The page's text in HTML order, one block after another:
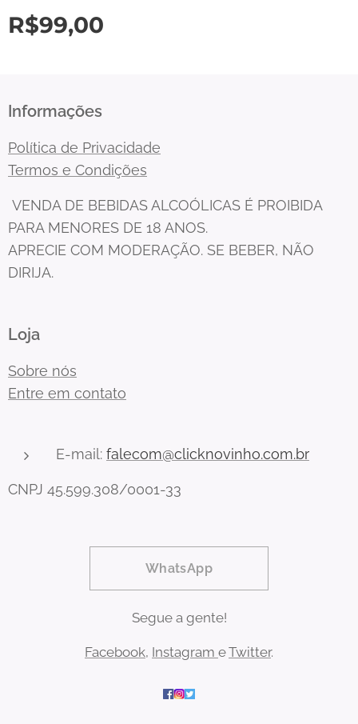
R$99,00
Informações
Política de Privacidade
Termos e Condições
VENDA DE BEBIDAS ALCOÓLICAS É PROIBIDA
PARA MENORES DE 18 ANOS.
APRECIE COM MODERAÇÃO. SE BEBER, NÃO
DIRIJA.
Loja
Sobre nós
Entre em contato
E-mail: falecom@clicknovinho.com.br
CNPJ 45.599.308/0001-33
WhatsApp
Segue a gente!
Facebook, Instagram eTwitter.